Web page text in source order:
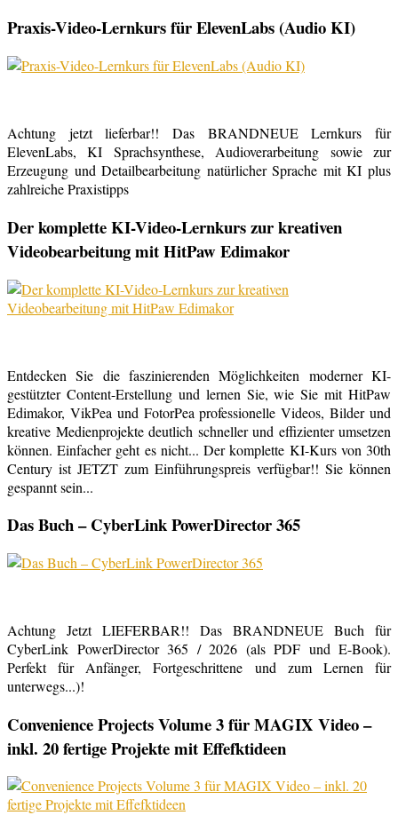
Praxis-Video-Lernkurs für ElevenLabs (Audio KI)
Achtung jetzt lieferbar!! Das BRANDNEUE Lernkurs für
ElevenLabs, KI Sprachsynthese, Audioverarbeitung sowie zur
Erzeugung und Detailbearbeitung natürlicher Sprache mit KI plus
zahlreiche Praxistipps
Der komplette KI-Video-Lernkurs zur kreativen
Videobearbeitung mit HitPaw Edimakor
Entdecken Sie die faszinierenden Möglichkeiten moderner KI-
gestützter Content-Erstellung und lernen Sie, wie Sie mit HitPaw
Edimakor, VikPea und FotorPea professionelle Videos, Bilder und
kreative Medienprojekte deutlich schneller und effizienter umsetzen
können. Einfacher geht es nicht... Der komplette KI-Kurs von 30th
Century ist JETZT zum Einführungspreis verfügbar!! Sie können
gespannt sein...
Das Buch – CyberLink PowerDirector 365
Achtung Jetzt LIEFERBAR!! Das BRANDNEUE Buch für
CyberLink PowerDirector 365 / 2026 (als PDF und E-Book).
Perfekt für Anfänger, Fortgeschrittene und zum Lernen für
unterwegs...)!
Convenience Projects Volume 3 für MAGIX Video –
inkl. 20 fertige Projekte mit Effefktideen